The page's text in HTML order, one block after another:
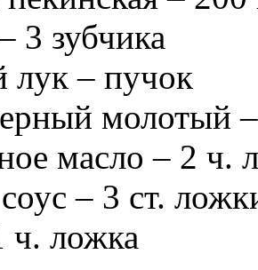
3 зубчика
лук – пучок
молотый
масло – 2 ч.
– 3 ст.
ч. ложка